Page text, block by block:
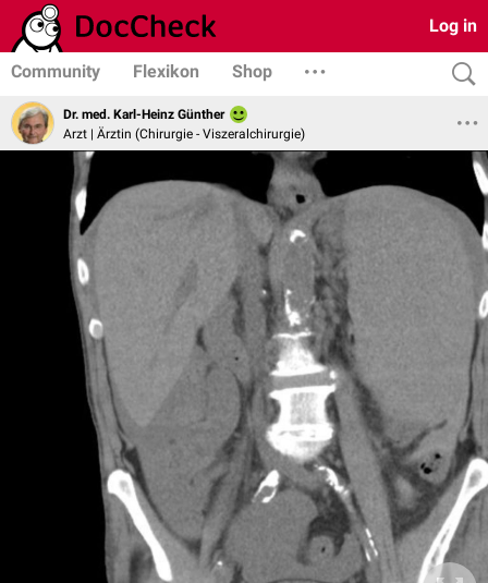
Log in
Community Flexikon Shop
Dr. med. Karl-Heinz Günther
Arzt | Ärztin (Chirurgie - Viszeralchirurgie)